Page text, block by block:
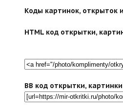
Коды картинок, открыток
HTML код открытки,
BB код открытки,